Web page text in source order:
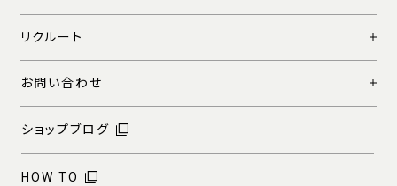
リクルート
お問い合わせ
ショップブログ
HOW TO